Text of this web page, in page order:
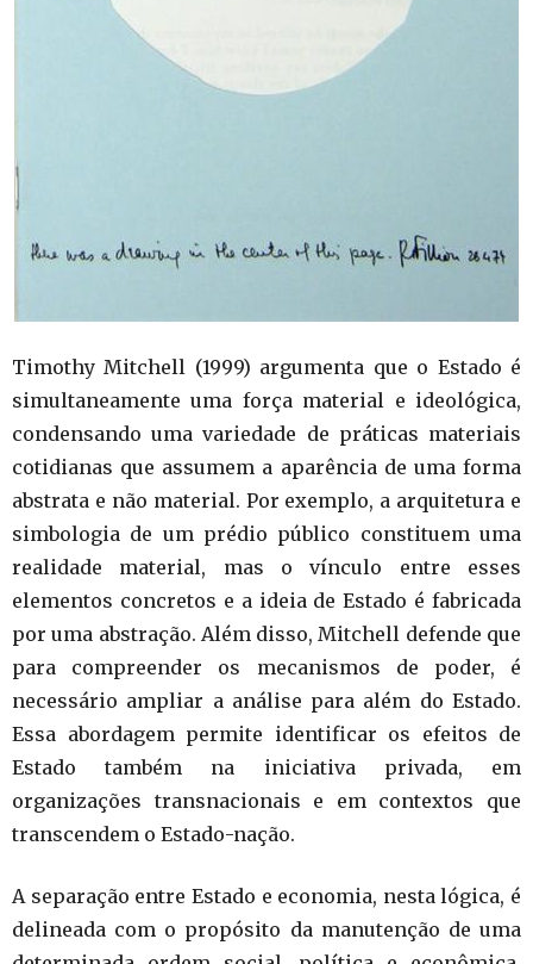
Timothy Mitchell (1999) argumenta que o Estado é
simultaneamente uma força material e ideológica,
condensando uma variedade de práticas materiais
cotidianas que assumem a aparência de uma forma
abstrata e não material. Por exemplo, a arquitetura e
simbologia de um prédio público constituem uma
realidade material, mas o vínculo entre esses
elementos concretos e a ideia de Estado é fabricada
por uma abstração. Além disso, Mitchell defende que
para compreender os mecanismos de poder, é
necessário ampliar a análise para além do Estado.
Essa abordagem permite identificar os efeitos de
Estado também na iniciativa privada, em
organizações transnacionais e em contextos que
transcendem o Estado-nação.
A separação entre Estado e economia, nesta lógica, é
delineada com o propósito da manutenção de uma